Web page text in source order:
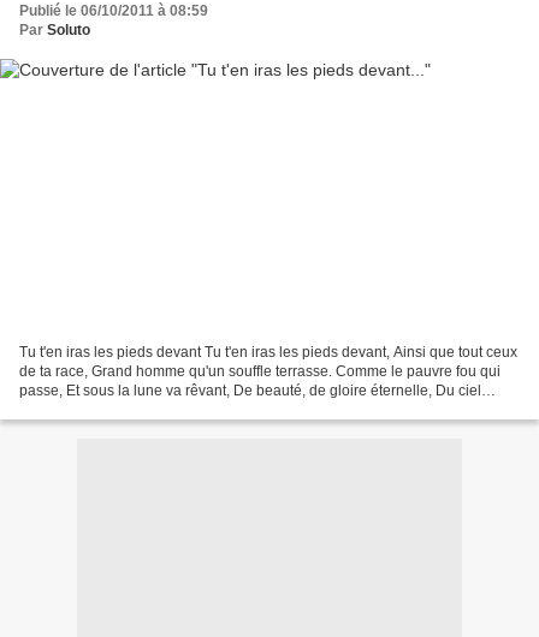
Publié le 06/10/2011 à 08:59
Par Soluto
Tu t'en iras les pieds devant Tu t'en iras les pieds devant, Ainsi que tout ceux
de ta race, Grand homme qu'un souffle terrasse. Comme le pauvre fou qui
passe, Et sous la lune va rêvant, De beauté, de gloire éternelle, Du ciel